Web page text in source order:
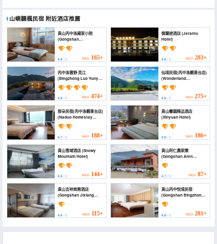
山嶼聽楓民宿 附近酒店推薦
貢山丙中洛藏家小院
(Gongshan
Bingzhongluo Tibetan
Home Courtyard)
4.8 / 5 HKD 165+
傑蘭途酒店 (Jerantu
Hotel)
4.8/ 5 HKD 283+
丙中洛雲野·見江
(Bingzhong Luo Yunye
Jianjiang)
4.8 / 5 HKD 474+
仙境民宿(丙中洛觀景台店)
(Wonderland
Homestay)
4.8/ 5 HKD 275+
那朵民宿(丙中洛觀景台店)
(Naduo Homestay
(Bingzhongluo
Observation Deck))
4.7 / 5 HKD 188+
貢山馨園精品酒店
(Xinyuan Hotel)
4.8/ 5 HKD 186+
貢山雪域酒店 (Snowy
Mountain Hotel)
4.6 / 5 HKD 144+
貢山阿仁農家樂
(Gongshan Aren
Farmhouse)
4.7/ 5 HKD 87+
貢山吉祥商務酒店
(Gongshan Jixiang
Business Hotel)
4.6 / 5 HKD 115+
貢山丙中悅境民宿
(Gongshan Bingzhong
Yuejing Homestay)
4.8/ 5 HKD 281+